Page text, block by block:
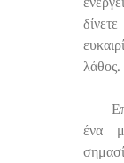
λάθος.
ένα